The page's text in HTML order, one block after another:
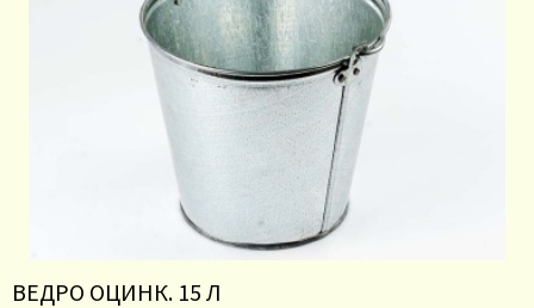
ВЕДРО ОЦИНК. 15 Л